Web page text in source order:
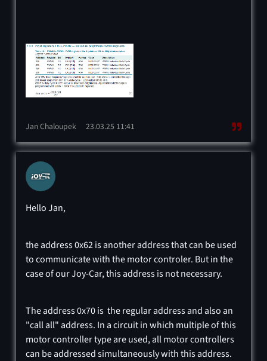
Jan Chaloupek 23.03.25 11:41
Hello Jan,
the address 0x62 is another address that can be used
to communicate with the motor controler. But in the
case of our Joy-Car, this address is not necessary.
The address 0x70 is the regular address and also an
"call all" address. In a circuit in which multiple of this
motor controller type are used, all motor controllers
can be addressed simultaneously with this address.